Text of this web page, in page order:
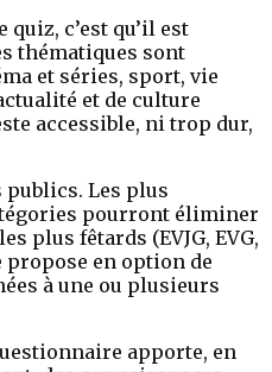
c’est qu’il est
thématiques sont
et séries, sport, vie
et de culture
accessible, ni trop dur,
publics. Les plus
pourront éliminer
plus fêtards (EVJG, EVG,
propose en option de
à une ou plusieurs
apporte, en